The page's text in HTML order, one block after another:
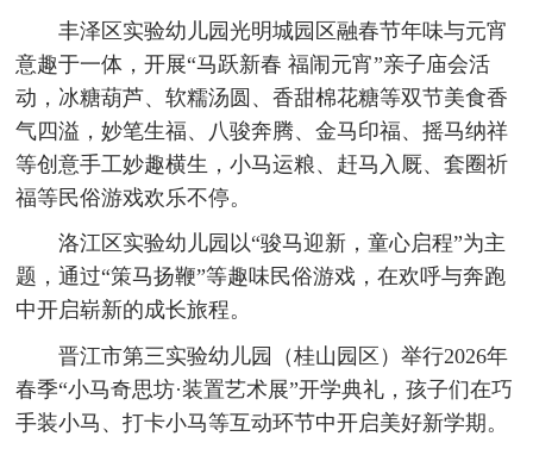
丰泽区实验幼儿园光明城园区融春节年味与元宵
意趣于一体，开展“马跃新春 福闹元宵”亲子庙会活
动，冰糖葫芦、软糯汤圆、香甜棉花糖等双节美食香
气四溢，妙笔生福、八骏奔腾、金马印福、摇马纳祥
等创意手工妙趣横生，小马运粮、赶马入厩、套圈祈
福等民俗游戏欢乐不停。
洛江区实验幼儿园以“骏马迎新，童心启程”为主
题，通过“策马扬鞭”等趣味民俗游戏，在欢呼与奔跑
中开启崭新的成长旅程。
晋江市第三实验幼儿园（桂山园区）举行2026年
春季“小马奇思坊·装置艺术展”开学典礼，孩子们在巧
手装小马、打卡小马等互动环节中开启美好新学期。